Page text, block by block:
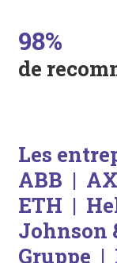
98%
de
Les
ABB |
ETH |
Johnson
Gruppe